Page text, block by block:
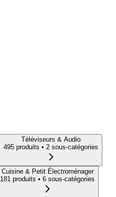
Téléviseurs & Audio
495 produits • 2 sous-catégories
Cuisine & Petit Électroménager
181 produits • 6 sous-catégories